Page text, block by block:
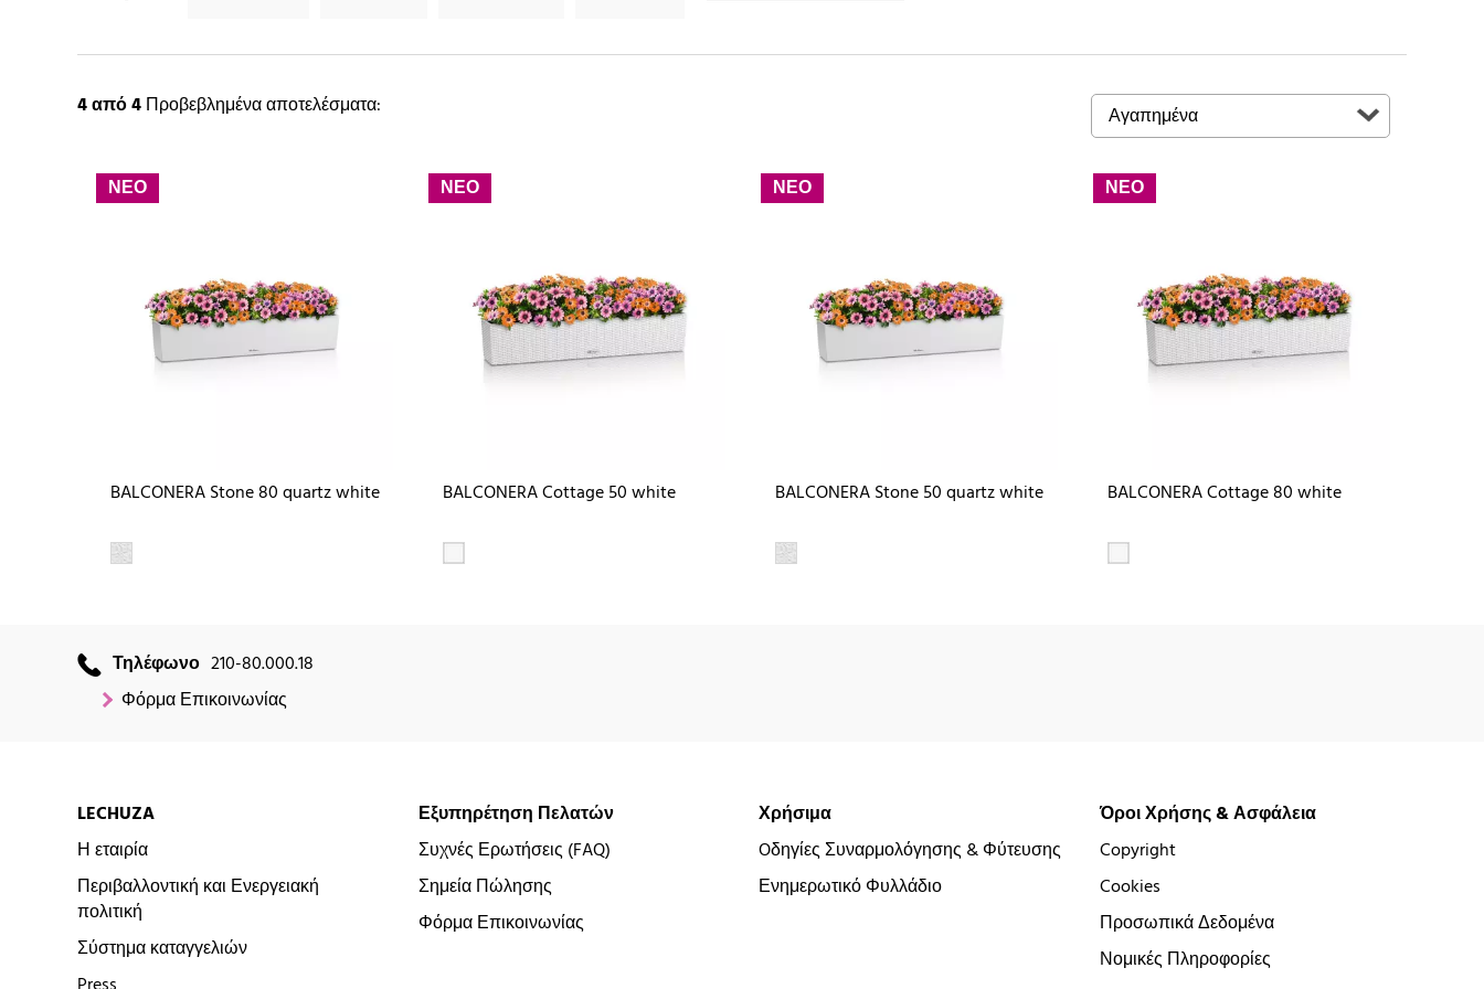
4από 4Προβεβλημένα αποτελέσματα:
ΝΕΟ
BALCONERA Stone 80 quartz white
ΝΕΟ
BALCONERA Cottage 50 white
ΝΕΟ
BALCONERA Stone 50 quartz white
ΝΕΟ
BALCONERA Cottage 80 white
Τηλέφωνο 210-80.000.18
Φόρμα Επικοινωνίας
LECHUZA
Η εταιρία
Περιβαλλοντική και Ενεργειακή
πολιτική
Σύστημα καταγγελιών
Εξυπηρέτηση Πελατών
Συχνές Ερωτήσεις (FAQ)
Σημεία Πώλησης
Φόρμα Επικοινωνίας
Χρήσιμα
Oδηγίες Συναρμολόγησης & Φύτευσης
Ενημερωτικό Φυλλάδιο
Όροι Χρήσης & Ασφάλεια
Copyright
Cookies
Προσωπικά Δεδομένα
Νομικές Πληροφορίες